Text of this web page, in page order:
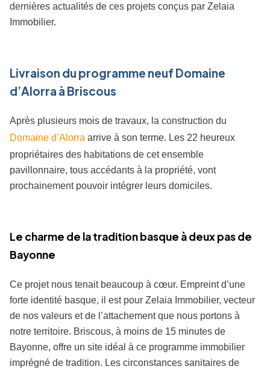
dernières actualités de ces projets conçus par Zelaia
Immobilier.
Livraison du programme neuf Domaine
d’Alorra à Briscous
Après plusieurs mois de travaux, la construction du
Domaine d’Alorra arrive à son terme. Les 22 heureux
propriétaires des habitations de cet ensemble
pavillonnaire, tous accédants à la propriété, vont
prochainement pouvoir intégrer leurs domiciles.
Le charme de la tradition basque à deux pas de
Bayonne
Ce projet nous tenait beaucoup à cœur. Empreint d’une
forte identité basque, il est pour Zelaia Immobilier, vecteur
de nos valeurs et de l’attachement que nous portons à
notre territoire. Briscous, à moins de 15 minutes de
Bayonne, offre un site idéal à ce programme immobilier
imprégné de tradition. Les circonstances sanitaires de